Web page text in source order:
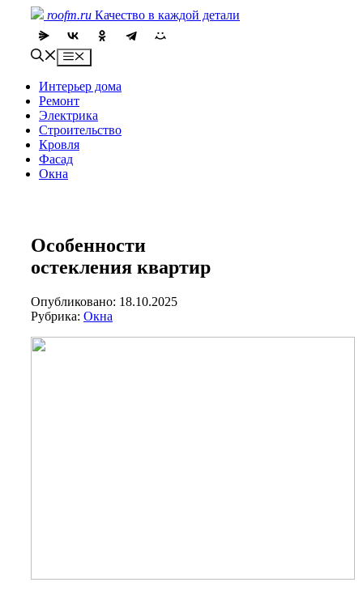
content
roofm.ru Качество в каждой детали
Menu
Интерьер дома
Ремонт
Электрика
Строительство
Кровля
Фасад
Окна
Особенности
остекления квартир
Опубликовано: 18.10.2025
Рубрика: Окна